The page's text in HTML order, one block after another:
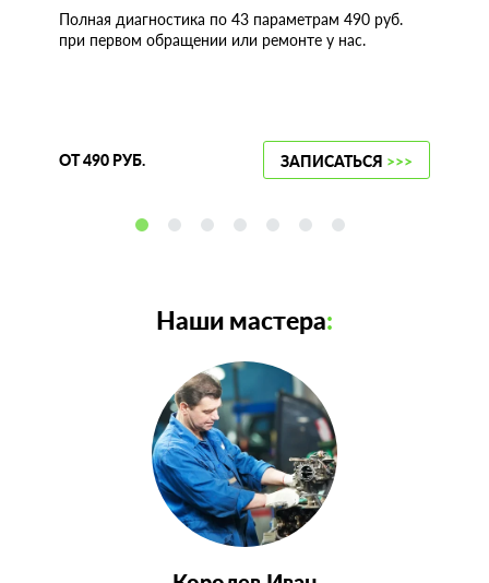
Полная диагностика по 43 параметрам 490 руб.
при первом обращении или ремонте у нас.
ОТ 490 РУБ. ЗАПИСАТЬСЯ >>>
Наши мастера: